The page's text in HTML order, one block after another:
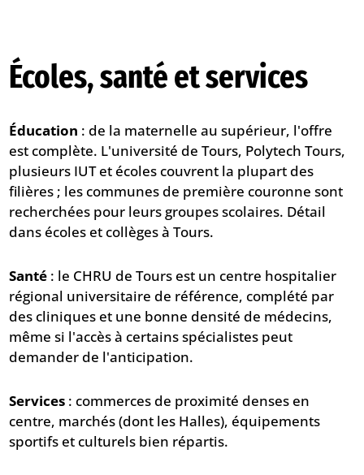
Écoles, santé et services
Éducation : de la maternelle au supérieur, l'offre
est complète. L'université de Tours, Polytech Tours,
plusieurs IUT et écoles couvrent la plupart des
filières ; les communes de première couronne sont
recherchées pour leurs groupes scolaires. Détail
dans écoles et collèges à Tours.
Santé : le CHRU de Tours est un centre hospitalier
régional universitaire de référence, complété par
des cliniques et une bonne densité de médecins,
même si l'accès à certains spécialistes peut
demander de l'anticipation.
Services : commerces de proximité denses en
centre, marchés (dont les Halles), équipements
sportifs et culturels bien répartis.